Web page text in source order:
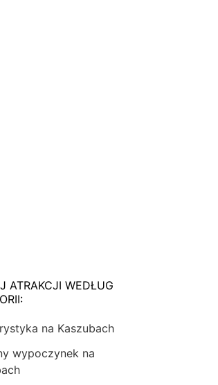
ATRAKCJI WEDŁUG
na Kaszubach
wypoczynek na